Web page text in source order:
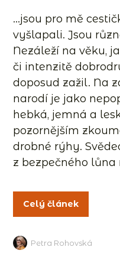
…jsou pro mě
vyšlapali. Jsou
Nezáleží na věku,
či intenzitě
doposud zažil. Na
narodí je jako
hebká, jemná a
pozornějším
drobné rýhy.
z bezpečného lůna
Celý článek
Petra Rohovská